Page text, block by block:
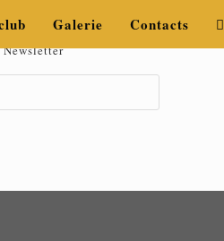
Galerie Contacts